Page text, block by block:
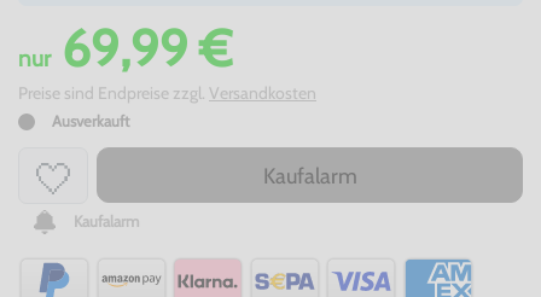
nur69,99 €
Preise sind Endpreise zzgl. Versandkosten
Ausverkauft
Kaufalarm
Kaufalarm